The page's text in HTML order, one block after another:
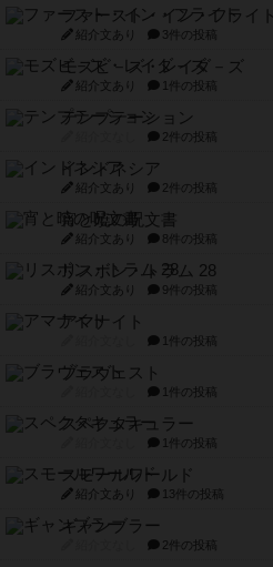
ファースト・イン・フライト
紹介文あり 3件の投稿
モズビ－ズ・レイダ－ズ
紹介文あり 1件の投稿
テンプテーション
2件の投稿
インドネシア
紹介文あり 2件の投稿
宵と暁の呪文書
紹介文あり 8件の投稿
リスボン・トラム 28
紹介文あり 9件の投稿
アマナイト
1件の投稿
ブラヴェスト
1件の投稿
スペクタキュラー
1件の投稿
スモールワールド
紹介文あり 13件の投稿
ギャンブラー
2件の投稿